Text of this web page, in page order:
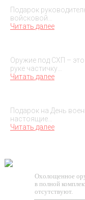
Подарок
войсковой…
Читать далее
Оружие под СХП –
руке частичку…
Читать далее
Подарок на День
настоящие…
Читать далее
Охолощенное
в полной
отсутствуют.